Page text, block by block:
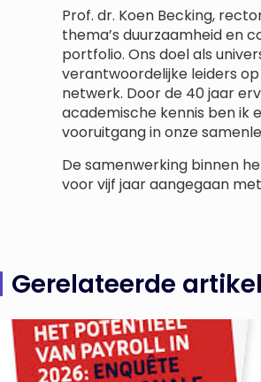
Prof. dr. Koen Becking,
thema’s duurzaamheid en
portfolio. Ons doel als
verantwoordelijke leiders
netwerk. Door de 40 jaar
academische kennis ben ik
vooruitgang in onze
De samenwerking binnen
voor vijf jaar aangegaan
Gerelateerde